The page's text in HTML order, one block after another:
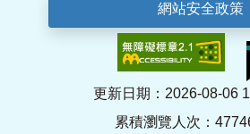
網站安全政策
更新日期：2026-08-06
累積瀏覽人次：